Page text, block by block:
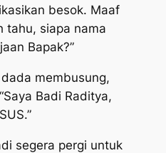
besok. Maaf
tahu, siapa nama
Bapak?”
membusung,
Badi Raditya,
segera pergi untuk